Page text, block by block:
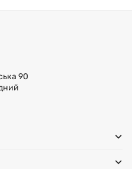
90